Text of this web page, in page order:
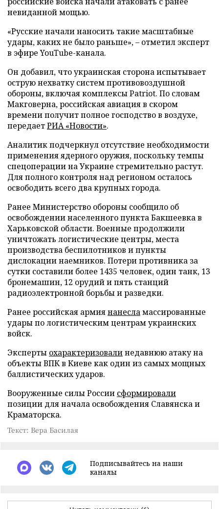
невиданной мощью.
«Русские начали наносить такие масштабные
удары, каких не было раньше», – отметил эксперт
в эфире YouTube-канала.
Он добавил, что украинская сторона испытывает
острую нехватку систем противовоздушной
обороны, включая комплексы Patriot. По словам
Макговерна, российская авиация в скором
времени получит полное господство в воздухе,
передаетРИА «Новости».
Аналитик подчеркнул отсутствие необходимости
применения ядерного оружия, поскольку темпы
спецоперации на Украине стремительно растут.
Для полного контроля над регионом осталось
освободить всего два крупных города.
Ранее Министерство обороны сообщило об
освобождении населенного пункта Бакшеевка в
Харьковской области. Военные продолжили
уничтожать логистические центры, места
производства беспилотников и пункты
дислокации наемников. Потери противника за
сутки составили более 1435 человек, один танк, 13
бронемашин, 12 орудий и пять станций
радиоэлектронной борьбы и разведки.
Ранее российская армиянанесламассированные
удары по логистическим центрам украинских
войск.
Эксперты охарактеризовалинедавнюю атаку на
объекты ВПК в Киеве как один из самых мощных
баллистических ударов.
Вооруженные силы России сформировали
позиции для начала освобождения Славянска и
Краматорска.
Текст: Вера Басилая
Подписывайтесь на наши
каналы